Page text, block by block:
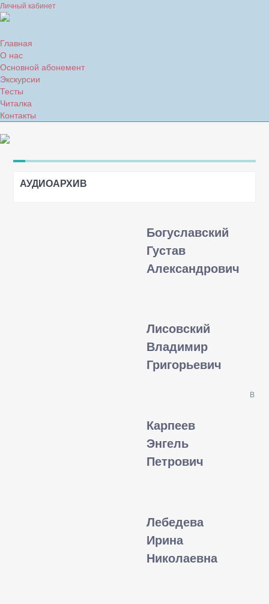
Личный кабинет
Главная
О нас
Основной абонемент
Экскурсии
Тесты
Читалка
Контакты
АУДИОАРХИВ
Богуславский
Густав
Александрович
Лисовский
Владимир
Григорьевич
Карпеев
Энгель
Петрович
Лебедева
Ирина
Николаевна
В